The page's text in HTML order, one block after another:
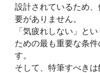
設計されているため
要がありません。
「気疲れしない」と
ための最も重要な条
す。
そして、特筆すべき